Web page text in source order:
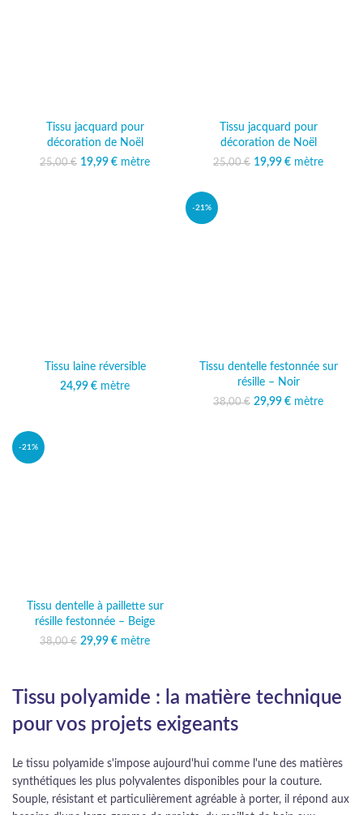
Tissu jacquard pour
décoration de Noël
25,00€ Le prix initial était :
19,99 €
Le prix
mètre
Tissu jacquard pour
décoration de Noël
25,00€ Le prix initial était :
19,99 €
Le prix
mètre
Tissu laine réversible
24,99 € mètre
-21%
Tissu dentelle festonnée sur
résille – Noir
38,00€ Le prix initial était :
29,99 €
Le prix
mètre
-21%
Tissu dentelle à paillette sur
résille festonnée – Beige
38,00€ Le prix initial était :
29,99 €
Le prix
mètre
Tissu polyamide : la matière technique
pour vos projets exigeants
Le tissu polyamide s'impose aujourd'hui comme l'une des matières
synthétiques les plus polyvalentes disponibles pour la couture.
Souple, résistant et particulièrement agréable à porter, il répond aux